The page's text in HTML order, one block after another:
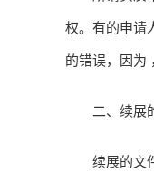
权。有的申请
的错误，因为
二、续展
续展的文件